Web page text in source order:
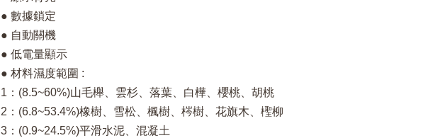
● 數據鎖定
● 自動關機
● 低電量顯示
● 材料濕度範圍 :
1：(8.5~60%)山毛櫸、雲杉、落葉、白樺、櫻桃、胡桃
2：(6.8~53.4%)橡樹、雪松、楓樹、梣樹、花旗木、檉柳
3：(0.9~24.5%)平滑水泥、混凝土